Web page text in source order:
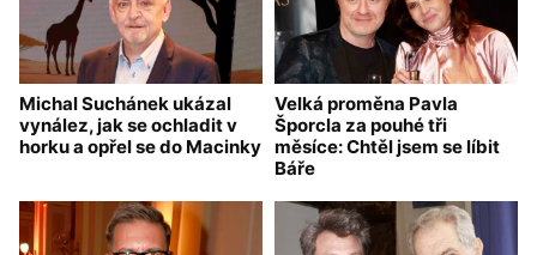
Michal Suchánek ukázal
vynález, jak se ochladit v
horku a opřel se do Macinky
Velká proměna Pavla
Šporcla za pouhé tři
měsíce: Chtěl jsem se líbit
Báře